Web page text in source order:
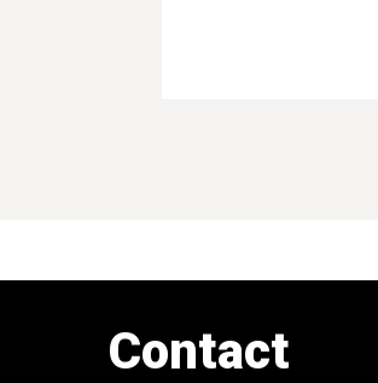
Contact